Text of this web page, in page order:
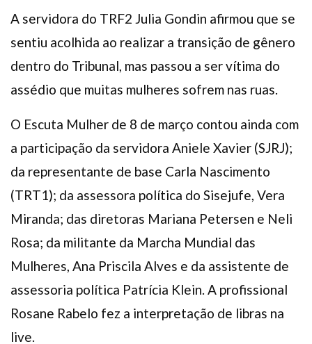
A servidora do TRF2 Julia Gondin afirmou que se
sentiu acolhida ao realizar a transição de gênero
dentro do Tribunal, mas passou a ser vítima do
assédio que muitas mulheres sofrem nas ruas.
O Escuta Mulher de 8 de março contou ainda com
a participação da servidora Aniele Xavier (SJRJ);
da representante de base Carla Nascimento
(TRT1); da assessora política do Sisejufe, Vera
Miranda; das diretoras Mariana Petersen e Neli
Rosa; da militante da Marcha Mundial das
Mulheres, Ana Priscila Alves e da assistente de
assessoria política Patrícia Klein. A profissional
Rosane Rabelo fez a interpretação de libras na
live.